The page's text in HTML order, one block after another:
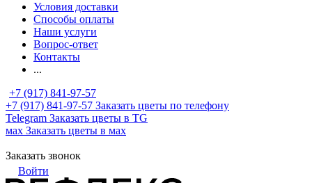
Условия доставки
Способы оплаты
Наши услуги
Вопрос-ответ
Контакты
...
+7 (917) 841-97-57
+7 (917) 841-97-57 Заказать цветы по телефону
Telegram Заказать цветы в TG
мах Заказать цветы в мах
Заказать звонок
Войти